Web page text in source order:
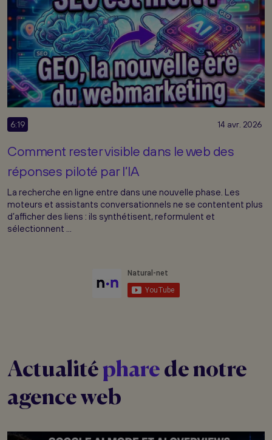
6:19 14 avr. 2026
Comment rester visible dans le web des
réponses piloté par l’IA
La recherche en ligne entre dans une nouvelle phase. Les
moteurs et assistants conversationnels ne se contentent plus
d’afficher des liens : ils synthétisent, reformulent et
sélectionnent ...
Actualitéphare de notre
agence web